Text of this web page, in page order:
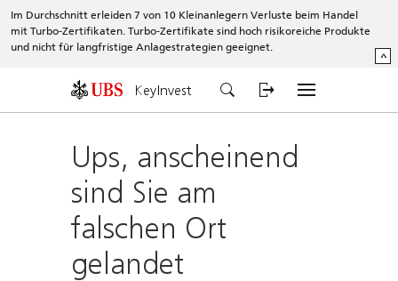
Im Durchschnitt erleiden 7 von 10 Kleinanlegern Verluste beim Handel
mit Turbo-Zertifikaten. Turbo-Zertifikate sind hoch risikoreiche Produkte
und nicht für langfristige Anlagestrategien geeignet.
^
KeyInvest
Ups, anscheinend
sind Sie am
falschen Ort
gelandet